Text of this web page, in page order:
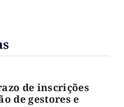
de inscrições
de gestores e